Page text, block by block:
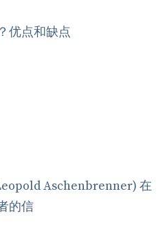
优点和缺点
Aschenbrenner) 在
的信